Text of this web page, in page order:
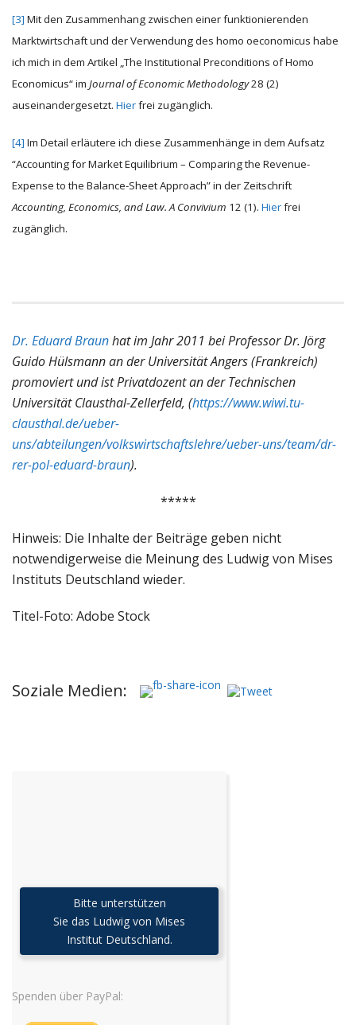
[3] Mit den Zusammenhang zwischen einer funktionierenden
Marktwirtschaft und der Verwendung des homo oeconomicus habe
ich mich in dem Artikel „The Institutional Preconditions of Homo
Economicus“ im Journal of Economic Methodology28 (2)
auseinandergesetzt. Hierfrei zugänglich.
[4] Im Detail erläutere ich diese Zusammenhänge in dem Aufsatz
“Accounting for Market Equilibrium – Comparing the Revenue-
Expense to the Balance-Sheet Approach” in der Zeitschrift
Accounting, Economics, and Law.A Convivium 12 (1). Hierfrei
zugänglich.
Dr. Eduard Braunhat im Jahr 2011 bei Professor Dr. Jörg
Guido Hülsmann an der Universität Angers (Frankreich)
promoviert und ist Privatdozent an der Technischen
Universität Clausthal-Zellerfeld, (https://www.wiwi.tu-
clausthal.de/ueber-
uns/abteilungen/volkswirtschaftslehre/ueber-uns/team/dr-
rer-pol-eduard-braun).
*****
Hinweis: Die Inhalte der Beiträge geben nicht
notwendigerweise die Meinung des Ludwig von Mises
Instituts Deutschland wieder.
Titel-Foto: Adobe Stock
Soziale Medien:
Bitte unterstützen
Sie das Ludwig von Mises
Institut Deutschland.
Spenden über PayPal: